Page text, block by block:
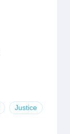
Justice